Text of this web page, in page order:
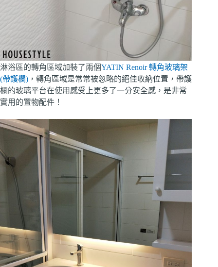
淋浴區的轉角區域加裝了兩個YATIN Renoir 轉角玻璃架
(帶護欄) ，轉角區域是常常被忽略的絕佳收納位置，帶護
欄的玻璃平台在使用感受上更多了一分安全感，是非常
實用的置物配件！